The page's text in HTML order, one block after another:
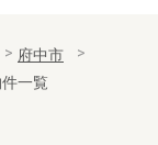
府中市
一覧